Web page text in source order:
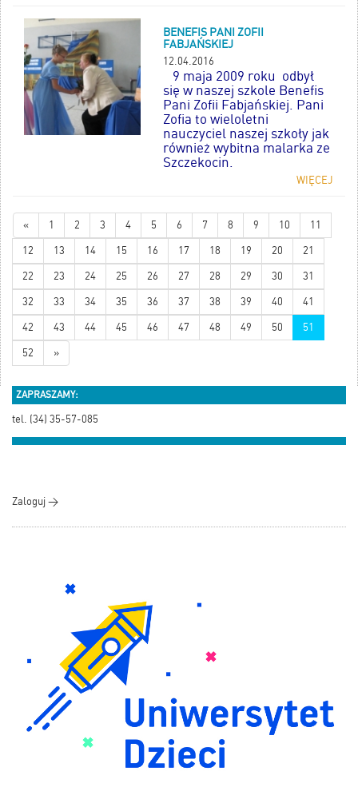
absolwenci szkoły.
BENEFIS PANI ZOFII
FABJAŃSKIEJ
12.04.2016
9 maja 2009 roku odbył
się w naszej szkole Benefis
Pani Zofii Fabjańskiej. Pani
Zofia to wieloletni
nauczyciel naszej szkoły jak
również wybitna malarka ze
Szczekocin.
WIĘCEJ
« 1 2 3 4 5 6 7 8 9 10 11
12 13 14 15 16 17 18 19 20 21
22 23 24 25 26 27 28 29 30 31
32 33 34 35 36 37 38 39 40 41
42 43 44 45 46 47 48 49 50 51
52 »
ZAPRASZAMY:
tel. (34) 35-57-085
Zaloguj >